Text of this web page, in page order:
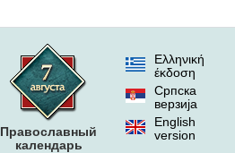
Православный
календарь
Ελληνική
έκδοση
Српска
верзиjа
English
version